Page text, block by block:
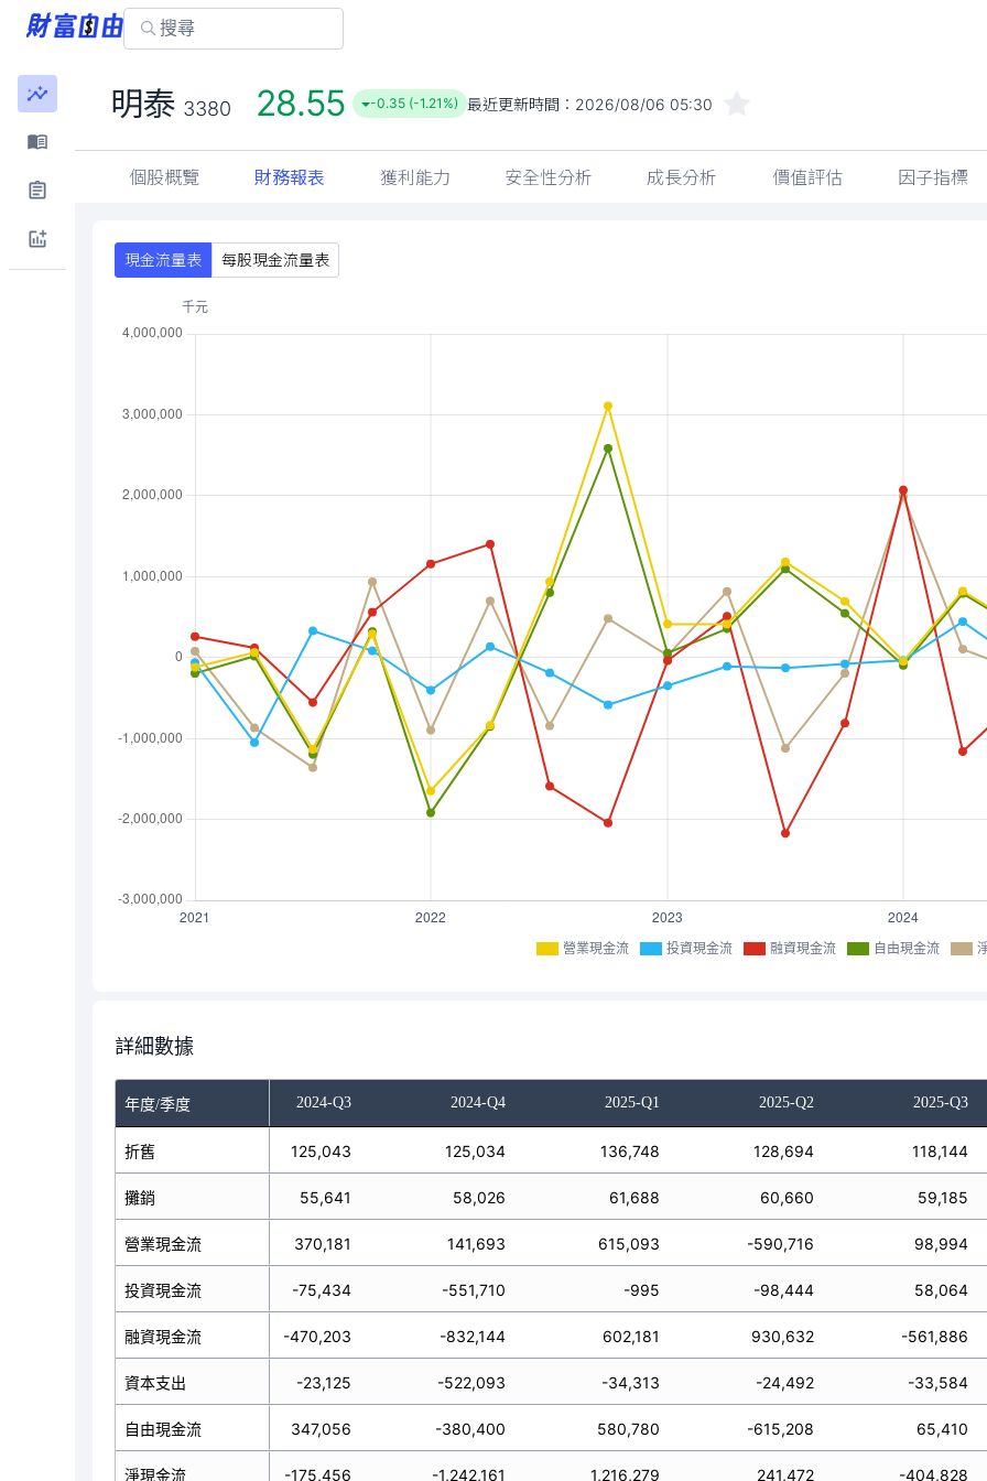
明泰 3380 28.55 -0.35 (-1.21%) 最近更新時間： 2026/08/06 05:30
個股概覽 財務報表 獲利能力 安全性分析 成長分析 價值評估 因子指標
現金流量表 每股現金流量表
營業現金流 投資現金流 融資現金流 自由現金流
詳細數據
年度/季度
2024-Q2 2024-Q3 2024-Q4 2025-Q1 2025-Q2 2025-Q3
折舊
攤銷
營業現金流
投資現金流
融資現金流
資本支出
自由現金流
淨現金流
124,068 125,043 125,034 136,748 128,694 118,144
52,548 55,641 58,026 61,688 60,660 59,185
821,013 370,181 141,693 615,093 -590,716 98,994
443,150 -75,434 -551,710 -995 -98,444 58,064
-1,161,995 -470,203 -832,144 602,181 930,632 -561,886
-29,609 -23,125 -522,093 -34,313 -24,492 -33,584
791,404 347,056 -380,400 580,780 -615,208 65,410
102,168 -175,456 -1,242,161 1,216,279 241,472 -404,828